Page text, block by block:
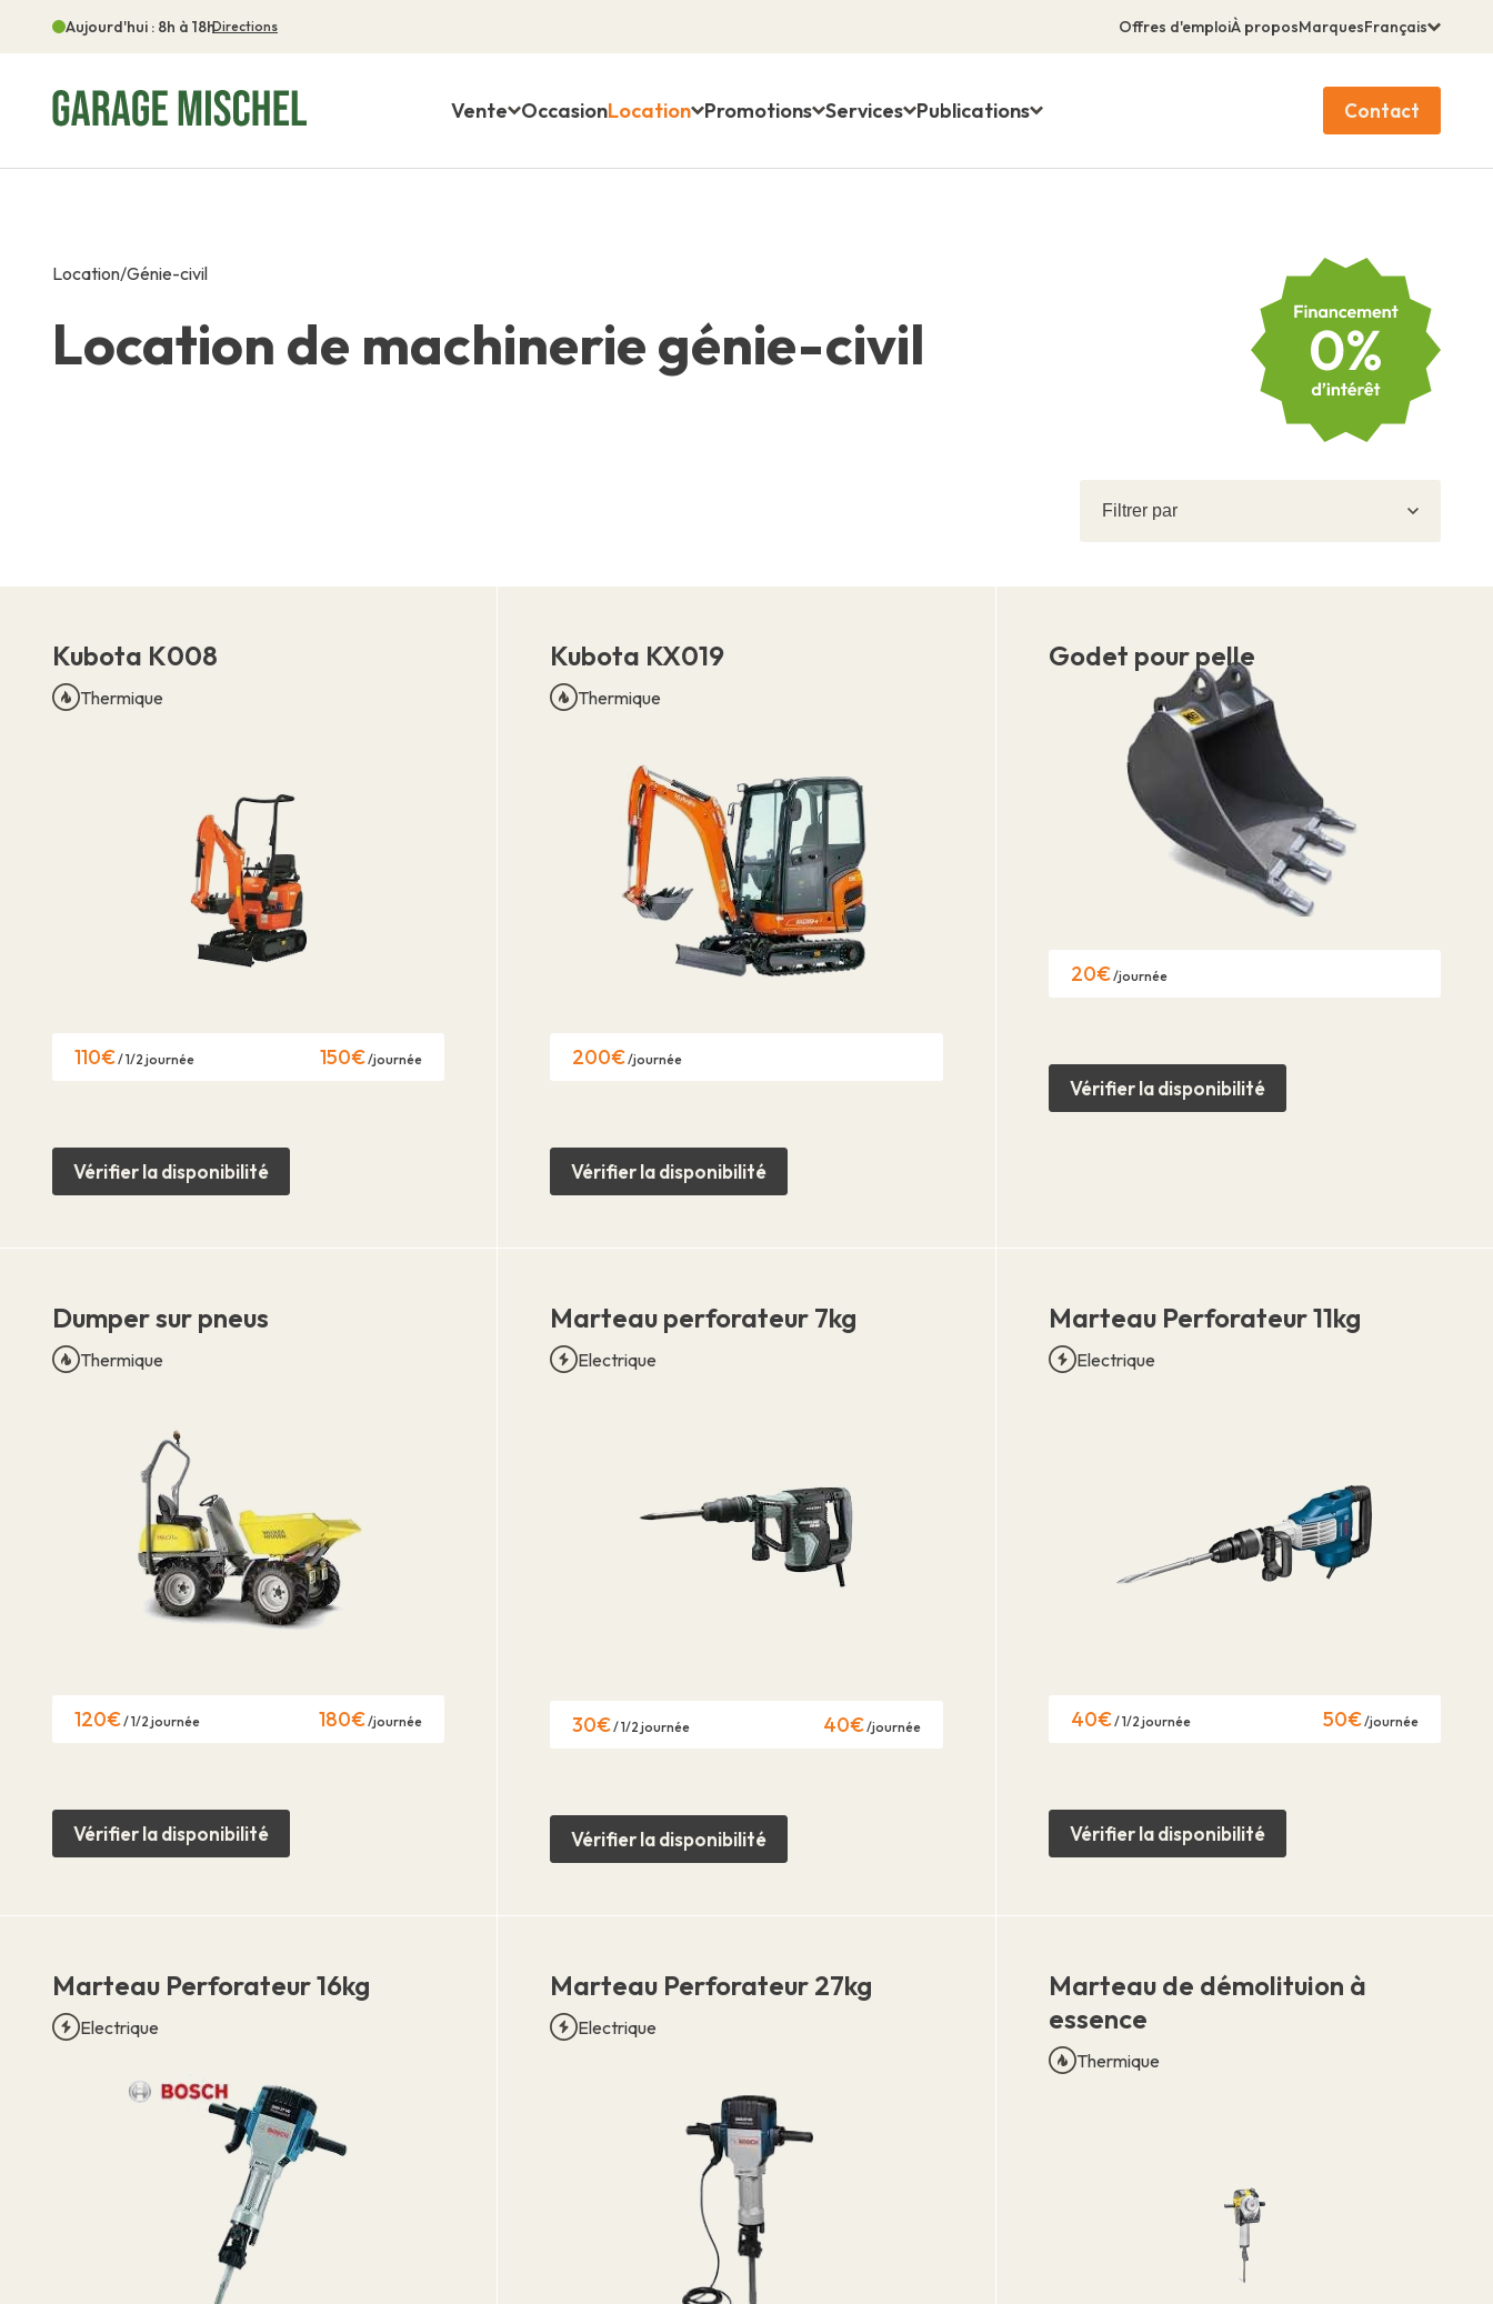
Aujourd'hui : 8h à 18hDirections Offres d'emploiÀ proposMarquesFrançais
Vente OccasionLocation Promotions Services Publications Contact
Réclamation garantie
Location/Génie-civil
Location de machinerie génie-civil
par
Kubota K008
Thermique
110€/ 1/2 journée 150€/journée
Vérifier la disponibilité
Kubota KX019
Thermique
200€/journée
Vérifier la disponibilité
Godet pour pelle
20€/journée
Vérifier la disponibilité
Dumper sur pneus
Thermique
120€/ 1/2 journée 180€/journée
Vérifier la disponibilité
Marteau perforateur 7kg
Electrique
30€/ 1/2 journée 40€/journée
Vérifier la disponibilité
Marteau Perforateur 11kg
Electrique
40€/ 1/2 journée 50€/journée
Vérifier la disponibilité
Marteau Perforateur 16kg
Electrique
Marteau Perforateur 27kg
Electrique
Marteau de démolituion à
essence
Thermique